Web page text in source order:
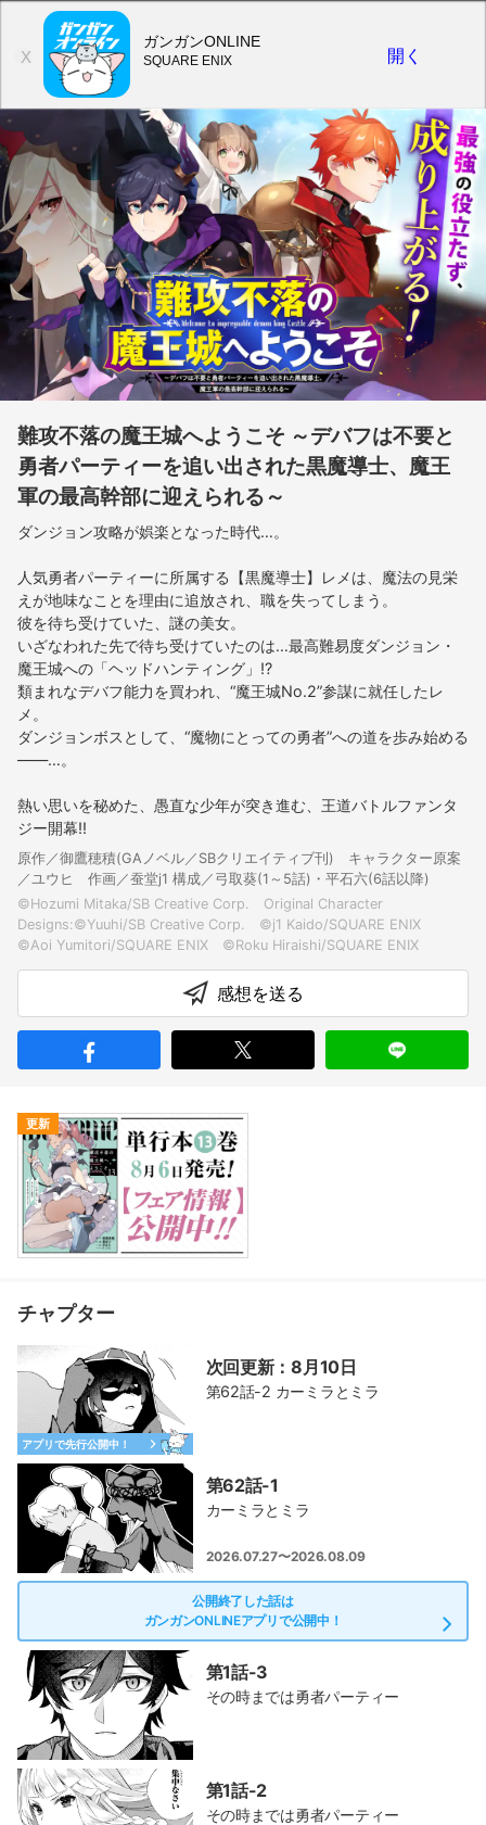
難攻不落の魔王城へようこそ ～デバフは不要と
勇者パーティーを追い出された黒魔導士、魔王
軍の最高幹部に迎えられる～
ダンジョン攻略が娯楽となった時代…。
人気勇者パーティーに所属する【黒魔導士】レメは、魔法の見栄
えが地味なことを理由に追放され、職を失ってしまう。
彼を待ち受けていた、謎の美女。
いざなわれた先で待ち受けていたのは…最高難易度ダンジョン・
魔王城への「ヘッドハンティング」!?
類まれなデバフ能力を買われ、“魔王城No.2”参謀に就任したレ
メ。
ダンジョンボスとして、“魔物にとっての勇者”への道を歩み始める
――…。
熱い思いを秘めた、愚直な少年が突き進む、王道バトルファンタ
ジー開幕!!
原作／御鷹穂積(GAノベル／SBクリエイティブ刊) キャラクター原案
／ユウヒ 作画／蚕堂j1 構成／弓取葵(1～5話)・平石六(6話以降)
©Hozumi Mitaka/SB Creative Corp. Original Character
Designs:©Yuuhi/SB Creative Corp. ©j1 Kaido/SQUARE ENIX
感想を送る
更新
チャプター
アプリで先行公開中！
次回更新：8月10日
第62話-2 カーミラとミラ
第62話-1
カーミラとミラ
2026.07.27〜2026.08.09
公開終了した話は
ガンガンONLINEアプリで公開中！
第1話-3
その時までは勇者パーティー
第1話-2
その時までは勇者パーティー
X
ガンガンONLINE
SQUARE ENIX 開く